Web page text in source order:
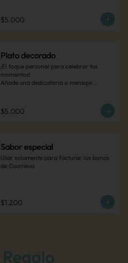
*Solo disponible para pizzas personales
$5.000
Plato decorado
¡El toque personal para celebrar tus
momentos!
Añade una dedicatoria o mensaje
sorprender en cualquier ocasión que
merezca un recuerdo inolvidable, solo
$5.000
Sabor especial
Usar solamente para facturar los bonos
de Coomeva
$1.200